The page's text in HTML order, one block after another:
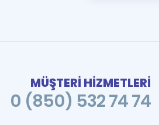
MÜŞTERİ HİZMETLERİ
0 (850) 532 74 74